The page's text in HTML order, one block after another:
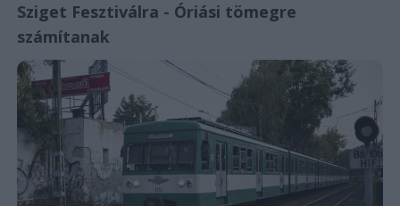
Sziget Fesztiválra - Óriási tömegre
számítanak